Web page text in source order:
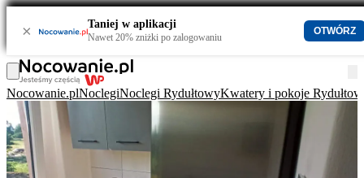
× Taniej w aplikacji
Nawet 20% zniżki po zalogowaniu
OTWÓRZ
Nocowanie.plNoclegiNoclegi RydułtowyKwatery i pokoje